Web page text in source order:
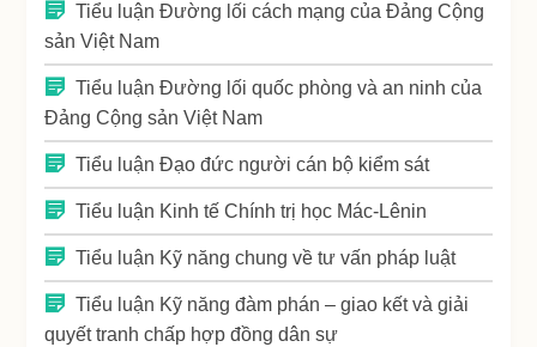
Tiểu luận Đường lối cách mạng của Đảng Cộng
sản Việt Nam
Tiểu luận Đường lối quốc phòng và an ninh của
Đảng Cộng sản Việt Nam
Tiểu luận Đạo đức người cán bộ kiểm sát
Tiểu luận Kinh tế Chính trị học Mác-Lênin
Tiểu luận Kỹ năng chung về tư vấn pháp luật
Tiểu luận Kỹ năng đàm phán – giao kết và giải
quyết tranh chấp hợp đồng dân sự